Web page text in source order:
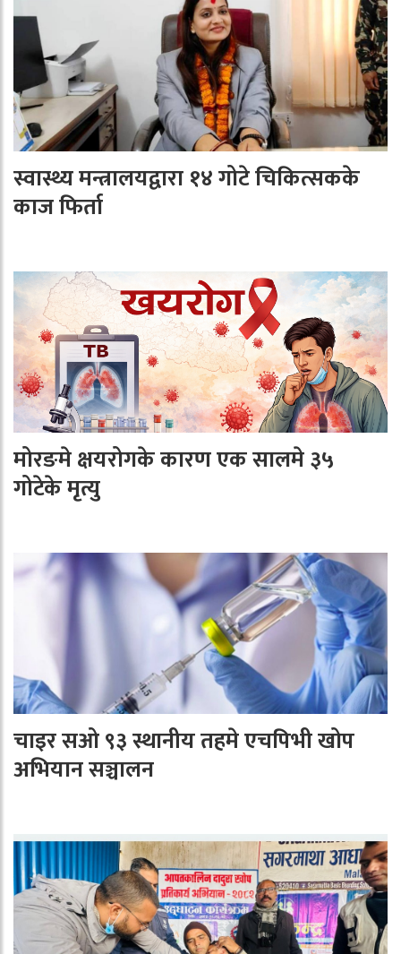
स्वास्थ्य मन्त्रालयद्वारा १४ गोटे चिकित्सकके
काज फिर्ता
मोरङमे क्षयरोगके कारण एक सालमे ३५
गोटेके मृत्यु
चाइर सओ ९३ स्थानीय तहमे एचपिभी खोप
अभियान सञ्चालन